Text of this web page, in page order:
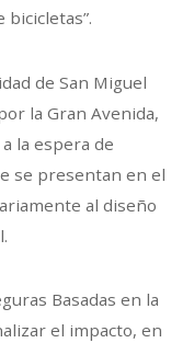
bicicletas”.
de San Miguel
la Gran Avenida,
la espera de
se presentan en el
al diseño
Basadas en la
el impacto, en